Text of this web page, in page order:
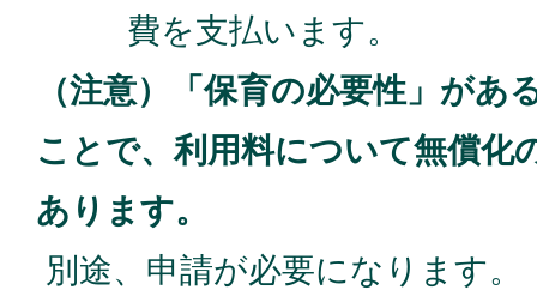
費を支払います。
（注意）「保育の必要性」があ
ことで、利用料について無償化
あります。
別途、申請が必要になります。